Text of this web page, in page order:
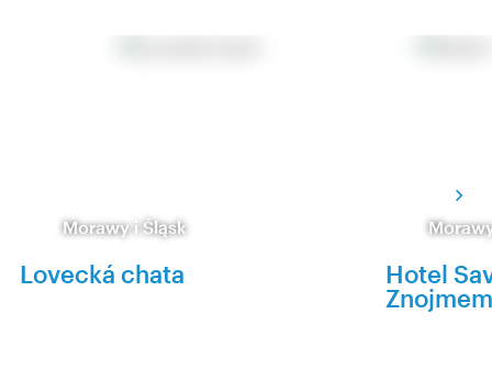
Morawy i Śląsk
Lovecká chata
Hotel